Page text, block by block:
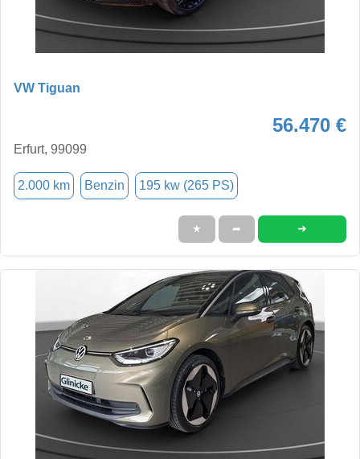
VW Tiguan
56.470 €
Erfurt, 99099
2.000 km Benzin 195 kw (265 PS)
★ ➦ ➜